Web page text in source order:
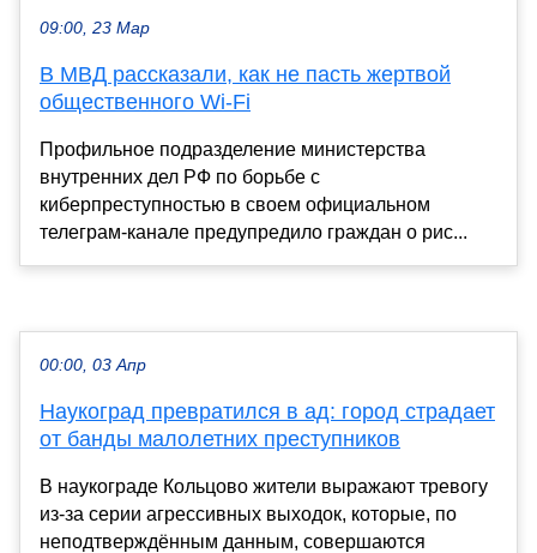
09:00, 23 Мар
В МВД рассказали, как не пасть жертвой
общественного Wi-Fi
Профильное подразделение министерства
внутренних дел РФ по борьбе с
киберпреступностью в своем официальном
телеграм-канале предупредило граждан о рис...
00:00, 03 Апр
Наукоград превратился в ад: город страдает
от банды малолетних преступников
В наукограде Кольцово жители выражают тревогу
из-за серии агрессивных выходок, которые, по
неподтверждённым данным, совершаются